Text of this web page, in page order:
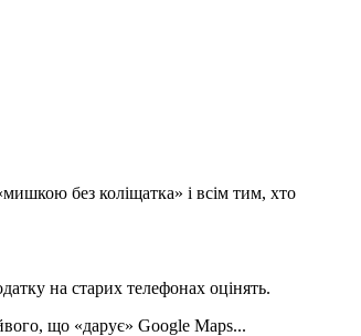
без коліщатка» і всім тим, хто
на старих телефонах оцінять.
що «дарує» Google Maps...